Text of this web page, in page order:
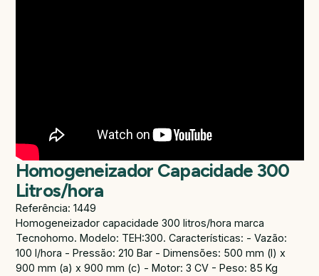
Homogeneizador Capacidade 300
Litros/hora
Referência: 1449
Homogeneizador capacidade 300 litros/hora marca
Tecnohomo. Modelo: TEH:300. Características: - Vazão:
100 l/hora - Pressão: 210 Bar - Dimensões: 500 mm (l) x
900 mm (a) x 900 mm (c) - Motor: 3 CV - Peso: 85 Kg